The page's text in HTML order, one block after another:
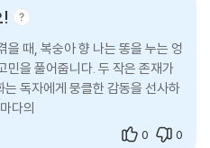
서로의 처지를 자연스럽게 헤아린
세상을 새롭게 바라보는 경험은 나와
마음을 긍정하며 깊은 여운을 남긴
하루
!
을 때, 복숭아 향 나는 똥을 누는 엉
민을 풀어줍니다. 두 작은 존재가
독자에게 뭉클한 감동을 선사하
다의 날개를 준비하고 있다는 메
아니